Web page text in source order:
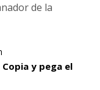
de la
y pega el